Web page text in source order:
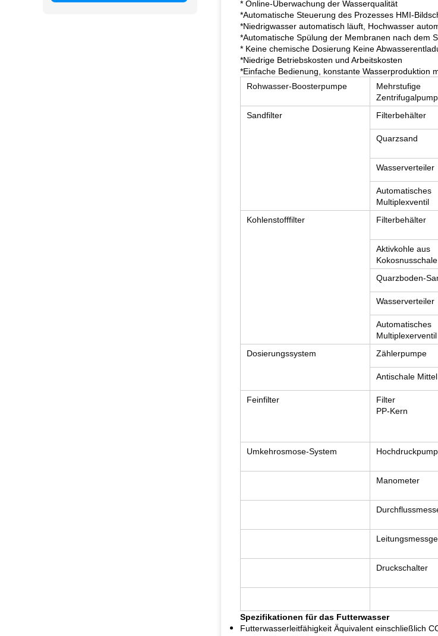
* Online-Überwachung der Wasserqualität
*Automatische Steuerung des Prozesses HMI-
*Niedrigwasser automatisch läuft, Hochwasser
*Automatische Spülung der Membranen nach dem
* Keine chemische Dosierung Keine
*Niedrige Betriebskosten und Arbeitskosten
*Einfache Bedienung, konstante Wasserproduktion
Rohwasser-Boosterpumpe
Mehrstufige
Sandfilter Filterbehälter
Quarzsand
Wasserverteiler
Automatisches
Multiplexventil
Kohlenstofffilter Filterbehälter
Aktivkohle aus
Kokosnusschale
Quarzboden-
Wasserverteiler
Automatisches
Multiplexerventil
Dosierungssystem Zählerpumpe
Antischale Mittel
Feinfilter
Filter
PP-Kern
Umkehrosmose-System
Manometer
Druckschalter
Spezifikationen für das Futterwasser
Futterwasserleitfähigkeit Äquivalent einschließlich